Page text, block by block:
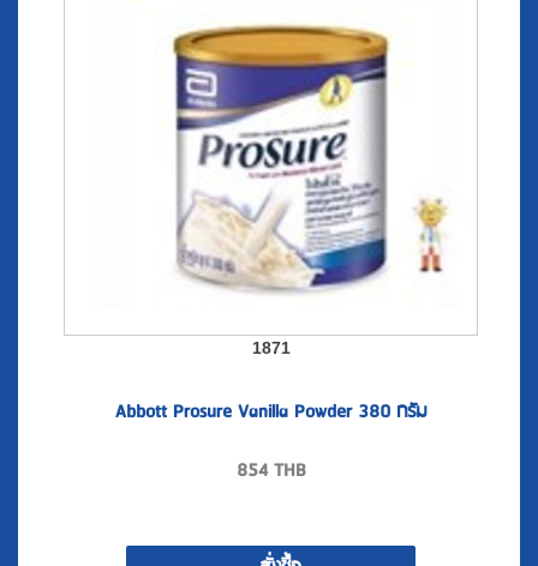
1871
Abbott Prosure Vanilla Powder 380 กรัม
854THB